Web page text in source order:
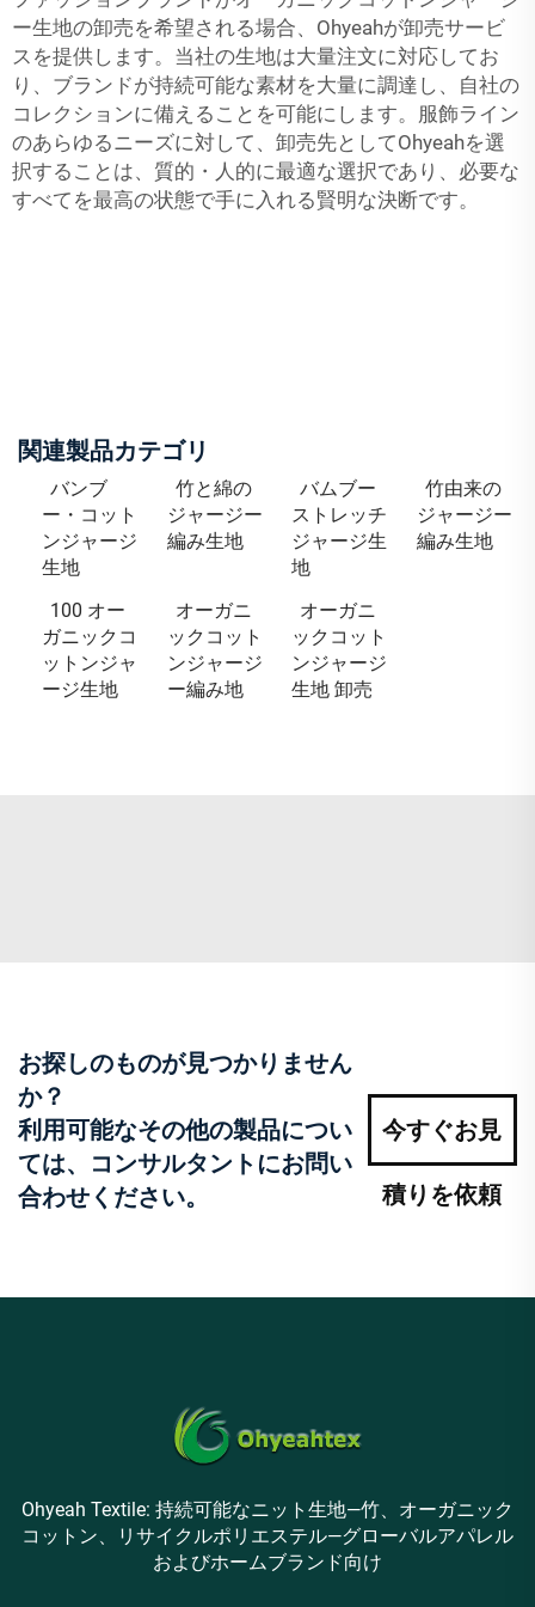
ー生地の卸売を希望される場合、Ohyeahが卸売サービ
スを提供します。当社の生地は大量注文に対応してお
り、ブランドが持続可能な素材を大量に調達し、自社の
コレクションに備えることを可能にします。服飾ライン
のあらゆるニーズに対して、卸売先としてOhyeahを選
択することは、質的・人的に最適な選択であり、必要な
すべてを最高の状態で手に入れる賢明な決断です。
関連製品カテゴリ
バンブ
ー・コット
ンジャージ
生地
竹と綿の
ジャージー
編み生地
バムブー
ストレッチ
ジャージ生
地
竹由来の
ジャージー
編み生地
100 オー
ガニックコ
ットンジャ
ージ生地
オーガニ
ックコット
ンジャージ
ー編み地
オーガニ
ックコット
ンジャージ
生地 卸売
お探しのものが見つかりません
か？
利用可能なその他の製品につい
ては、コンサルタントにお問い
合わせください。
今すぐお見
積りを依頼
Ohyeah Textile: 持続可能なニット生地—竹、オーガニック
コットン、リサイクルポリエステル—グローバルアパレル
およびホームブランド向け